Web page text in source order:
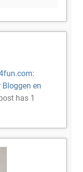
en
has 1